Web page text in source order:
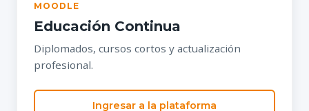
MOODLE
Educación Continua
Diplomados, cursos cortos y actualización
profesional.
Ingresar a la plataforma